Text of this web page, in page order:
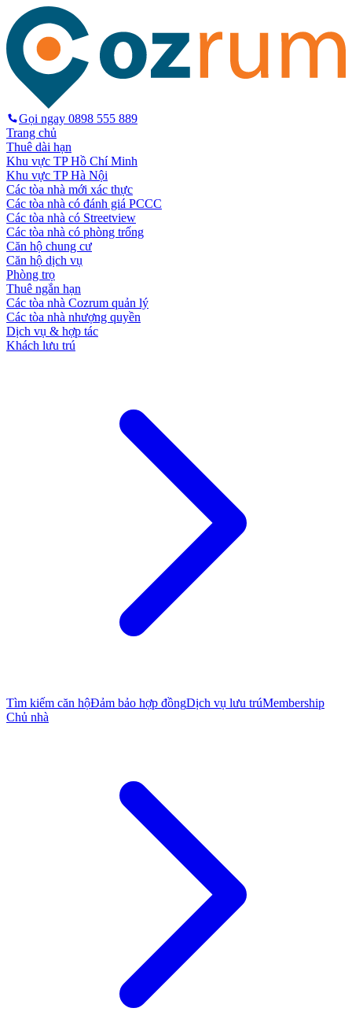
Gọi ngay 0898 555 889
Trang chủ
Thuê dài hạn
Khu vực TP Hồ Chí Minh
Khu vực TP Hà Nội
Các tòa nhà mới xác thực
Các tòa nhà có đánh giá PCCC
Các tòa nhà có Streetview
Các tòa nhà có phòng trống
Căn hộ chung cư
Căn hộ dịch vụ
Phòng trọ
Thuê ngắn hạn
Các tòa nhà Cozrum quản lý
Các tòa nhà nhượng quyền
Dịch vụ & hợp tác
Khách lưu trú
Tìm kiếm căn hộĐảm bảo hợp đồngDịch vụ lưu trúMembership
Chủ nhà